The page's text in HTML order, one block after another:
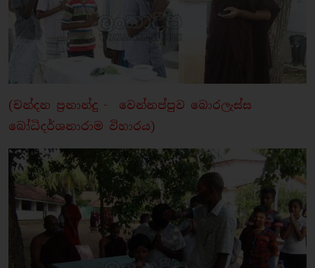
(චන්දන ප්‍රනාන්දු - වෙන්නප්පුව බොරලැස්ස
බෝධිදර්ශනාරාම විහාරය)